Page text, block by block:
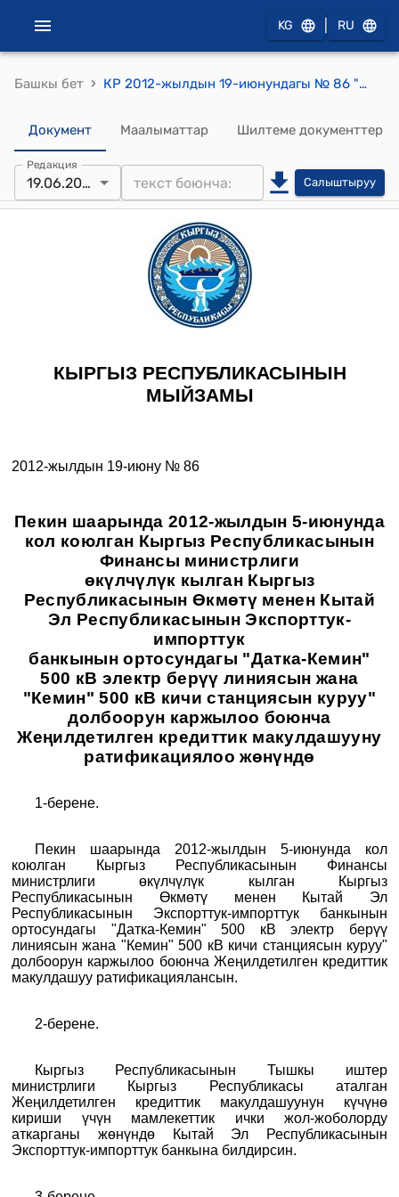
KG RU
Башкы бет › КР 2012-жылдын 19-июнундагы № 86 "Пекин шаарында 2012-жылдын 5-июнунда кол коюлган Кыргыз Республикасынын Финансы министрлиги өкүлчүлүк кылган Кыргыз Республикасынын Өкмөтү менен Кытай Эл Республикасынын Экспорттук-импорттук банкынын ортосундагы "Датка-Кемин" 500 кВ электр берүү линиясын жана "Кемин" 500 кВ кичи станциясын куруу" долбоорун каржылоо боюнча Жеңилдетилген кредиттик макулдашууну ратификациялоо жөнүндө " Мыйзамы
Документ Маалыматтар Шилтеме документтер
Редакция
19.06.2012 Салыштыруу